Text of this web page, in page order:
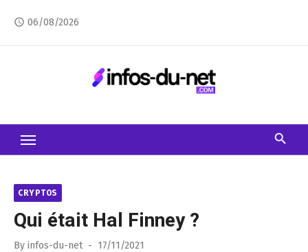
access_time 06/08/2026
CRYPTOS
Qui était Hal Finney ?
By infos-du-net
Posted
17/11/2021